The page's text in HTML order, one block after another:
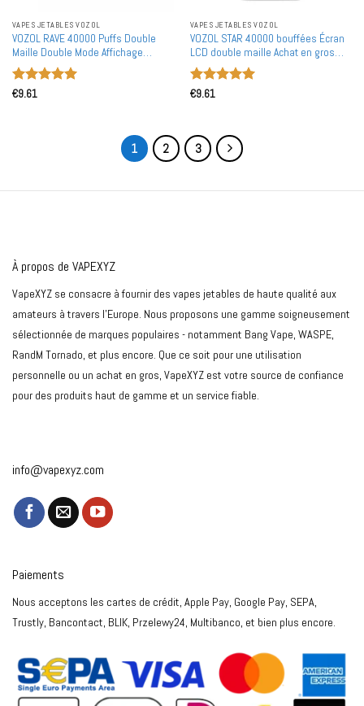
VAPES JETABLES VOZOL
VOZOL RAVE 40000 Puffs Double
Maille Double Mode Affichage
Numérique Achat en Gros 40K
Vapes Jetables Rechargeables en
Vente en Gros
Note
€9.61
VAPES JETABLES VOZOL
VOZOL STAR 40000 bouffées Écran
LCD double maille Achat en gros
Vapes jetables rechargeables en
vente en gros
Note
€9.61
1 2 3
À propos de VAPEXYZ
VapeXYZ se consacre à fournir des vapes jetables de haute qualité aux
amateurs à travers l'Europe. Nous proposons une gamme soigneusement
sélectionnée de marques populaires - notamment Bang Vape, WASPE,
RandM Tornado, et plus encore. Que ce soit pour une utilisation
personnelle ou un achat en gros, VapeXYZ est votre source de confiance
pour des produits haut de gamme et un service fiable.
info@vapexyz.com
Paiements
Nous acceptons les cartes de crédit, Apple Pay, Google Pay, SEPA,
Trustly, Bancontact, BLIK, Przelewy24, Multibanco, et bien plus encore.